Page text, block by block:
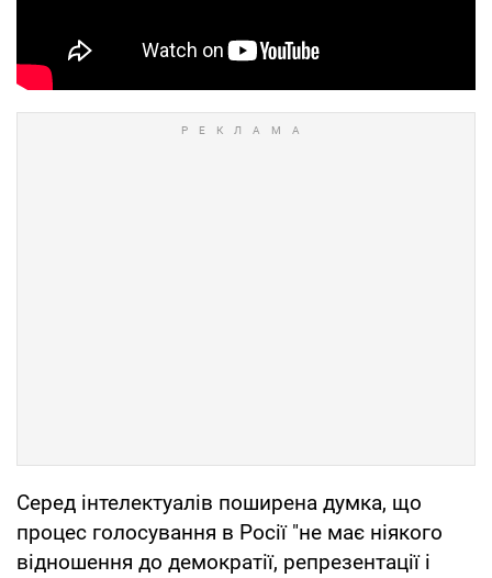
Серед інтелектуалів поширена думка, що
процес голосування в Росії "не має ніякого
відношення до демократії, репрезентації і